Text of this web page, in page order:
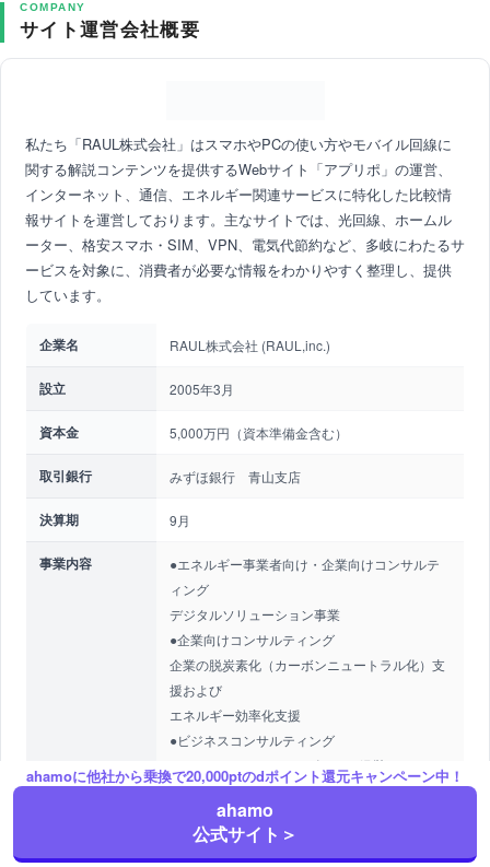
COMPANY
サイト運営会社概要
私たち「RAUL株式会社」はスマホやPCの使い方やモバイル回線に
関する解説コンテンツを提供するWebサイト「アプリポ」の運営、
インターネット、通信、エネルギー関連サービスに特化した比較情
報サイトを運営しております。主なサイトでは、光回線、ホームル
ーター、格安スマホ・SIM、VPN、電気代節約など、多岐にわたるサ
ービスを対象に、消費者が必要な情報をわかりやすく整理し、提供
しています。
企業名 RAUL株式会社 (RAUL,inc.)
設立 2005年3月
資本金 5,000万円（資本準備金含む）
取引銀行 みずほ銀行 青山支店
決算期 9月
事業内容
●エネルギー事業者向け・企業向けコンサルテ
ィング
デジタルソリューション事業
●企業向けコンサルティング
企業の脱炭素化（カーボンニュートラル化）支
援および
エネルギー効率化支援
●ビジネスコンサルティング
●SDGs / CSR サステナビリティ経営コンサルテ
ィング
代表取締役社長 江田健二
ahamoに他社から乗換で20,000ptのdポイント還元キャンペーン中！
ahamo
公式サイト＞